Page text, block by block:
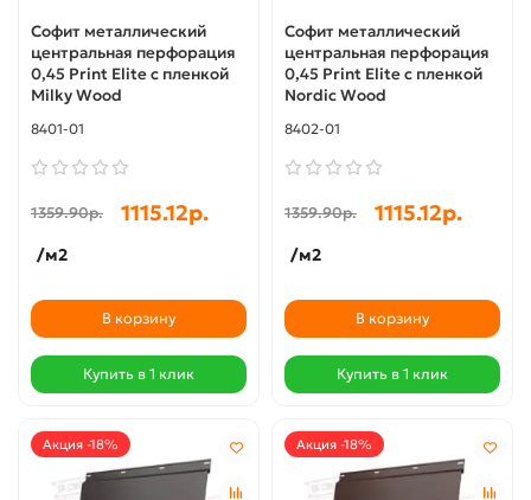
Софит металлический
центральная перфорация
0,45 Print Elite с пленкой
Milky Wood
8401-01
1359.90р. 1115.12р.
/м2
В корзину
Купить в 1 клик
Софит металлический
центральная перфорация
0,45 Print Elite с пленкой
Nordic Wood
8402-01
1359.90р. 1115.12р.
/м2
В корзину
Купить в 1 клик
Акция -18% Акция -18%